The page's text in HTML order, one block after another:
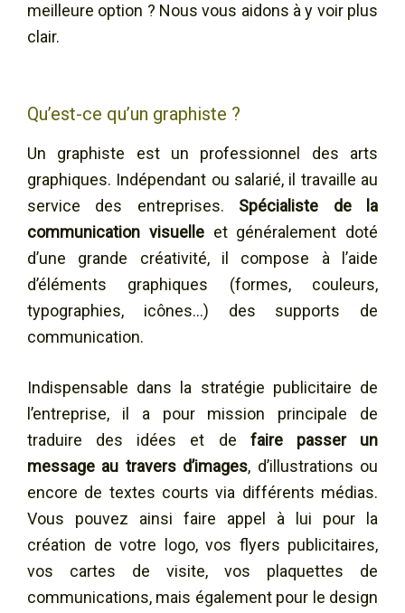
meilleure option ? Nous vous aidons à y voir plus
clair.
Qu’est-ce qu’un graphiste ?
Un graphiste est un professionnel des arts
graphiques. Indépendant ou salarié, il travaille au
service des entreprises. Spécialiste de la
communication visuelleet généralement doté
d’une grande créativité, il compose à l’aide
d’éléments graphiques (formes, couleurs,
typographies, icônes…) des supports de
communication.
Indispensable dans la stratégie publicitaire de
l’entreprise, il a pour mission principale de
traduire des idées et de faire passer un
message au travers d’images, d’illustrations ou
encore de textes courts via différents médias.
Vous pouvez ainsi faire appel à lui pour la
création de votre logo, vos flyers publicitaires,
vos cartes de visite, vos plaquettes de
communications, mais également pour le design